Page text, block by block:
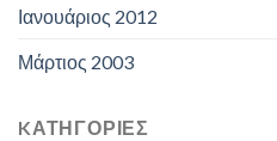
Ιανουάριος 2012
Μάρτιος 2003
KΑΤΗΓΟΡΊΕΣ